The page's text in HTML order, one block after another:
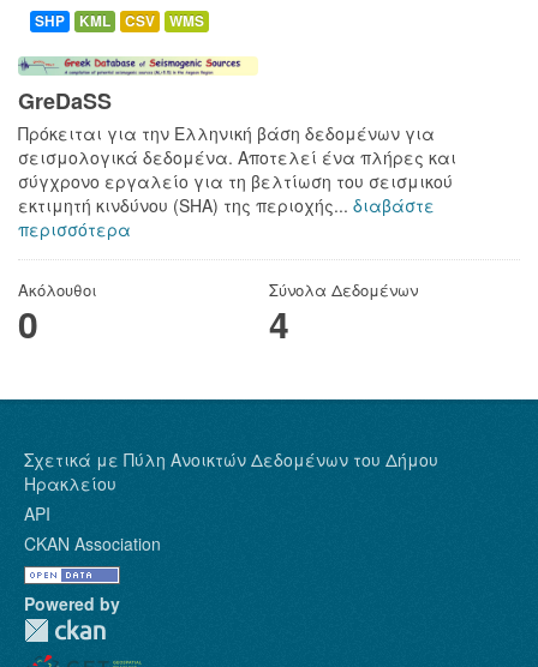
SHP KML CSV WMS
GreDaSS
Πρόκειται για την Ελληνική βάση δεδομένων για
σεισμολογικά δεδομένα. Αποτελεί ένα πλήρες και
σύγχρονο εργαλείο για τη βελτίωση του σεισμικού
εκτιμητή κινδύνου (SHA) της περιοχής... διαβάστε
περισσότερα
Ακόλουθοι
0
Σύνολα Δεδομένων
4
Σχετικά με Πύλη Ανοικτών Δεδομένων του Δήμου
Ηρακλείου
API
CKAN Association
Powered by